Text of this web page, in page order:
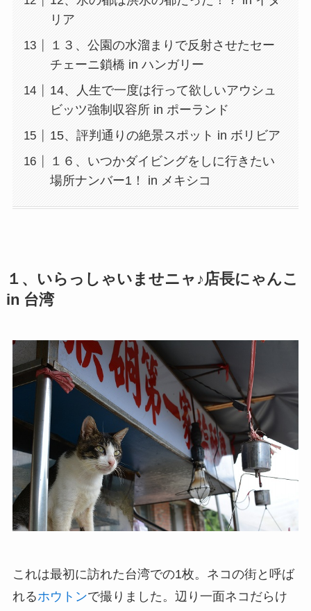
リア
１３、公園の水溜まりで反射させたセー
チェーニ鎖橋 in ハンガリー
14、人生で一度は行って欲しいアウシュ
ビッツ強制収容所 in ポーランド
15、評判通りの絶景スポット in ボリビア
１６、いつかダイビングをしに行きたい
場所ナンバー1！ in メキシコ
１、いらっしゃいませニャ♪店長にゃんこ
in 台湾
これは最初に訪れた台湾での1枚。ネコの街と呼ば
れるホウトンで撮りました。辺り一面ネコだらけ